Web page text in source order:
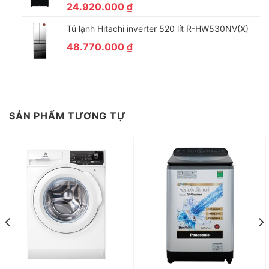
Tiết kiệm năng lượng
nội bộ của Panasonic với tiêu chuẩn IEC 60456, trừ nhiệt độ
độ nước dưới 17ºC) so sánh với chế độ Sợi tổng hợp 40ºC
(1,5kg/nhiệt độ nước trên 35ºC).
24.920.000 ₫
Tủ lạnh Hitachi inverter 520 lít R-HW530NV(X)
48.770.000 ₫
SẢN PHẨM TƯƠNG TỰ